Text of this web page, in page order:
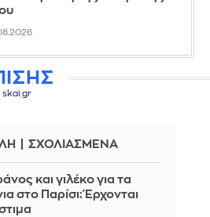
skai.gr
ΣΧΟΛΙΑΣΜΕΝΑ
και γιλέκο για τα
στο Παρίσι: Έρχονται